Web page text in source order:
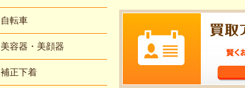
自転車
美容器・美顔器
補正下着